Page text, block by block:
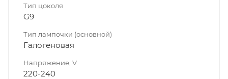
Тип цоколя
G9
Тип лампочки (основной)
Галогеновая
Напряжение, V
220-240